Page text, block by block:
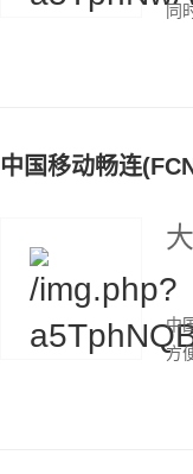
同
中国移动畅连
中
方